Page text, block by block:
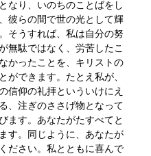
なり、いのちのことばをし
彼らの間で世の光として輝
そうすれば、私は自分の努
無駄ではなく、労苦したこ
かったことを、キリストの
ができます。たとえ私が、
信仰の礼拝といういけにえ
、注ぎのささげ物となって
ます。あなたがたすべてと
す。同じように、あなたが
ださい。私とともに喜んで